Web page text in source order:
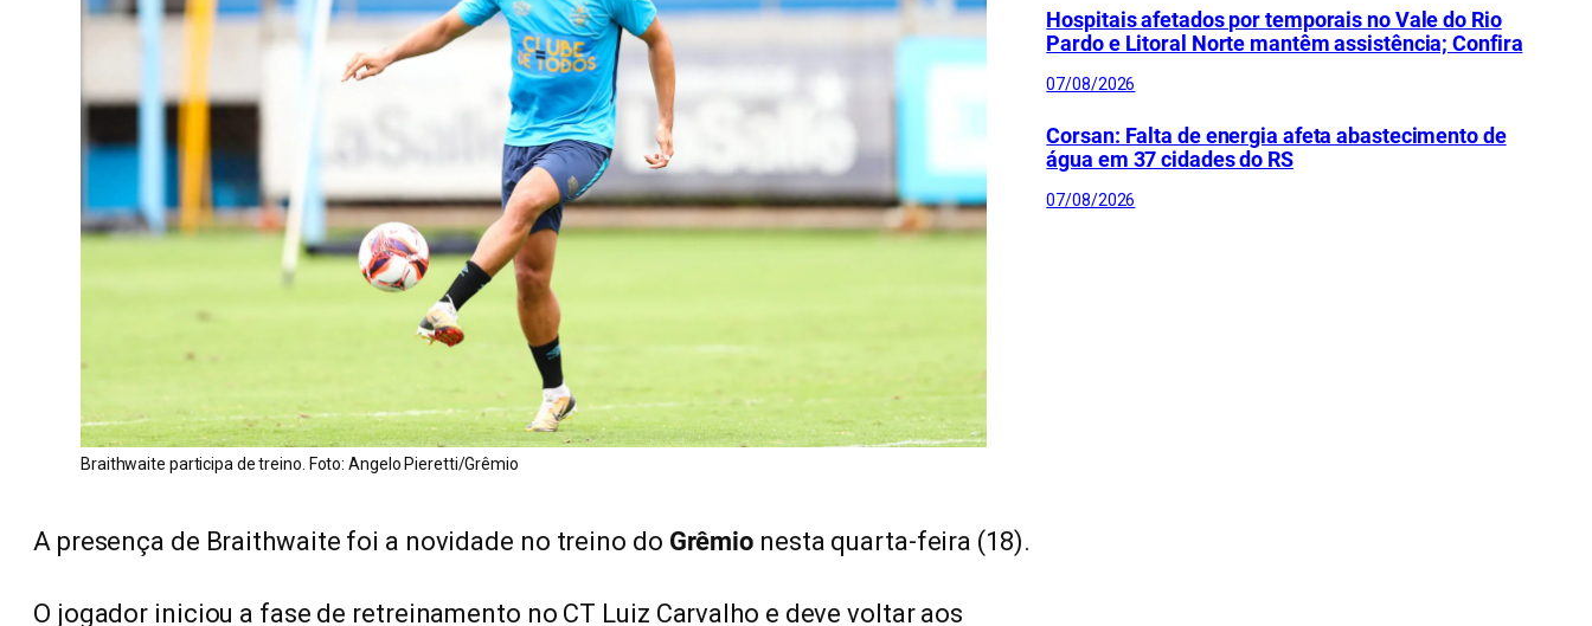
Braithwaite participa de treino. Foto: Angelo Pieretti/Grêmio
A presença de Braithwaite foi a novidade no treino do Grêmio nesta quarta-feira (18).
O jogador iniciou a fase de retreinamento no CT Luiz Carvalho e deve voltar aos
Hospitais afetados por temporais no Vale do Rio
Pardo e Litoral Norte mantêm assistência; Confira
07/08/2026
Corsan: Falta de energia afeta abastecimento de
água em 37 cidades do RS
07/08/2026